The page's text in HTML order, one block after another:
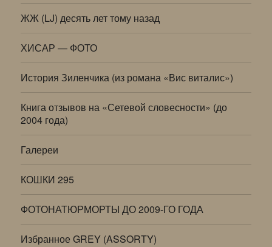
ЖЖ (LJ) десять лет тому назад
ХИСАР — ФОТО
История Зиленчика (из романа «Вис виталис»)
Книга отзывов на «Сетевой словесности» (до
2004 года)
Галереи
КОШКИ 295
ФОТОНАТЮРМОРТЫ ДО 2009-ГО ГОДА
Избранное GREY (ASSORTY)